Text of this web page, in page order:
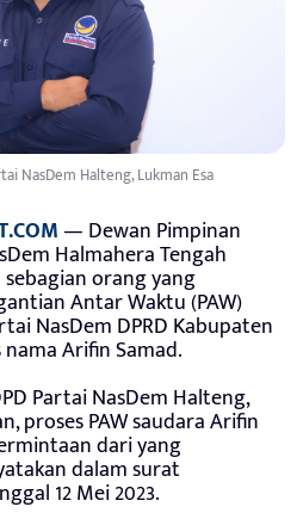
NasDem Halteng, Lukman Esa
— Dewan Pimpinan
Halmahera Tengah
orang yang
Antar Waktu (PAW)
NasDem DPRD Kabupaten
Arifin Samad.
Partai NasDem Halteng,
proses PAW saudara Arifin
dari yang
dalam surat
12 Mei 2023.